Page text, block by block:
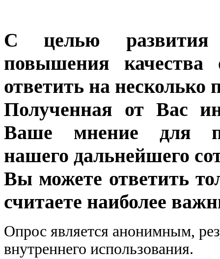
С целью развития
повышения качества
ответить на несколько
Полученная от Вас
Ваше мнение для
нашего дальнейшего
Вы можете ответить
считаете наиболее
Опрос является анонимным,
внутреннего использования.